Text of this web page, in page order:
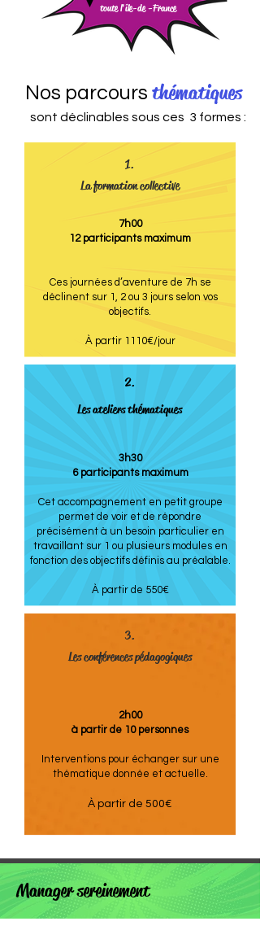
toute l'île-de -France
Nos parcours thématiques
sont déclinables sous ces 3 formes :
1.
La formation collective
7h00
12 participants maximum
Ces journées d’aventure de 7h se
déclinent sur 1, 2 ou 3 jours selon vos
objectifs.
À partir 1110€/jour
2.
Les ateliers thématiques
3h30
6 participants maximum
Cet accompagnement en petit groupe
permet de voir et de répondre
précisément à un besoin particulier en
travaillant sur 1 ou plusieurs modules en
fonction des objectifs définis au préalable.
À partir de 550€
3.
Les conférences pédagogiques
2h00
à partir de 10 personnes
Interventions pour échanger sur une
thématique donnée et actuelle.
À partir de 500€
Manager sereinement